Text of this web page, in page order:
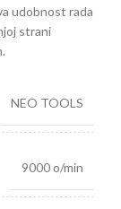
udobnost rada
strani
NEO TOOLS
9000 o/min